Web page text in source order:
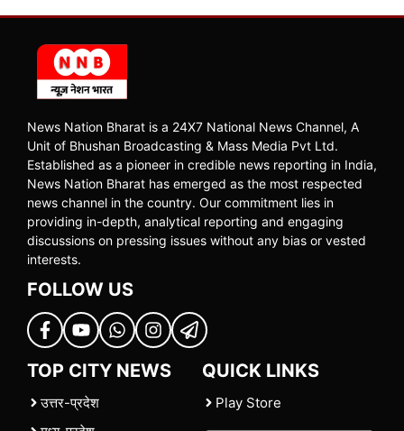
News Nation Bharat is a 24X7 National News Channel, A
Unit of Bhushan Broadcasting & Mass Media Pvt Ltd.
Established as a pioneer in credible news reporting in India,
News Nation Bharat has emerged as the most respected
news channel in the country. Our commitment lies in
providing in-depth, analytical reporting and engaging
discussions on pressing issues without any bias or vested
interests.
FOLLOW US
TOP CITY NEWS
उत्तर-प्रदेश
QUICK LINKS
Play Store